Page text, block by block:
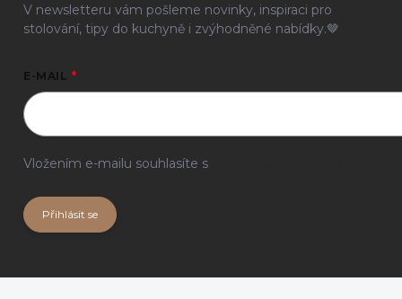
V newsletteru vám pošleme novinky, inspiraci pro
stolování, tipy do kuchyně i zvýhodněné nabídky.🤎
E-MAIL
Vložením e-mailu souhlasíte s
Přihlásit se